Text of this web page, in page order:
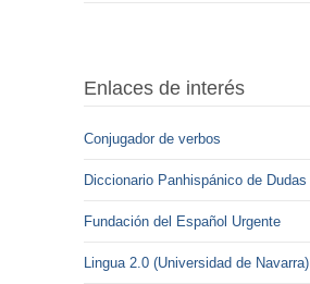
Enlaces de interés
Conjugador de verbos
Diccionario Panhispánico de Dudas
Fundación del Español Urgente
Lingua 2.0 (Universidad de Navarra)